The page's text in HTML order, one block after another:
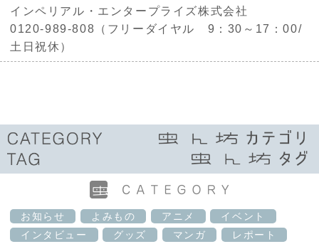
インペリアル・エンタープライズ株式会社
0120-989-808（フリーダイヤル 9：30～17：00/
土日祝休）
お知らせ よみもの アニメ
イベント
インタビュー
グッズ マンガ
レポート